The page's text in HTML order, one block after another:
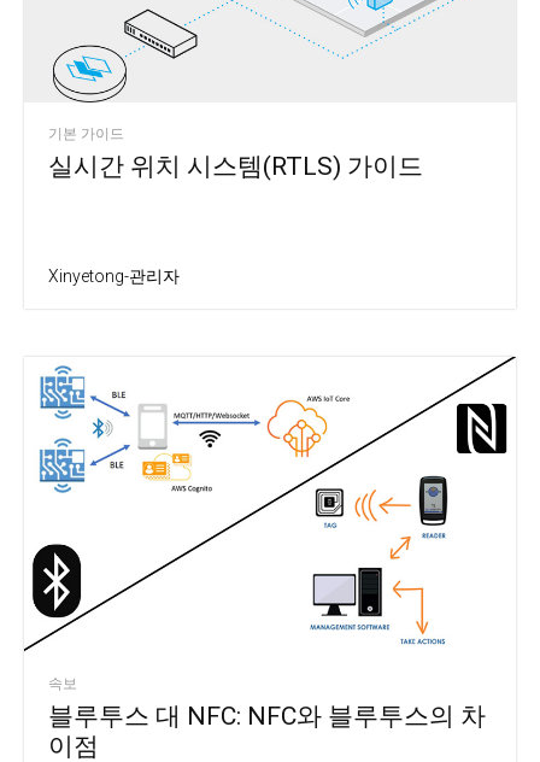
기본 가이드
실시간 위치 시스템(RTLS) 가이드
Xinyetong-관리자
속보
블루투스 대 NFC: NFC와 블루투스의 차
이점